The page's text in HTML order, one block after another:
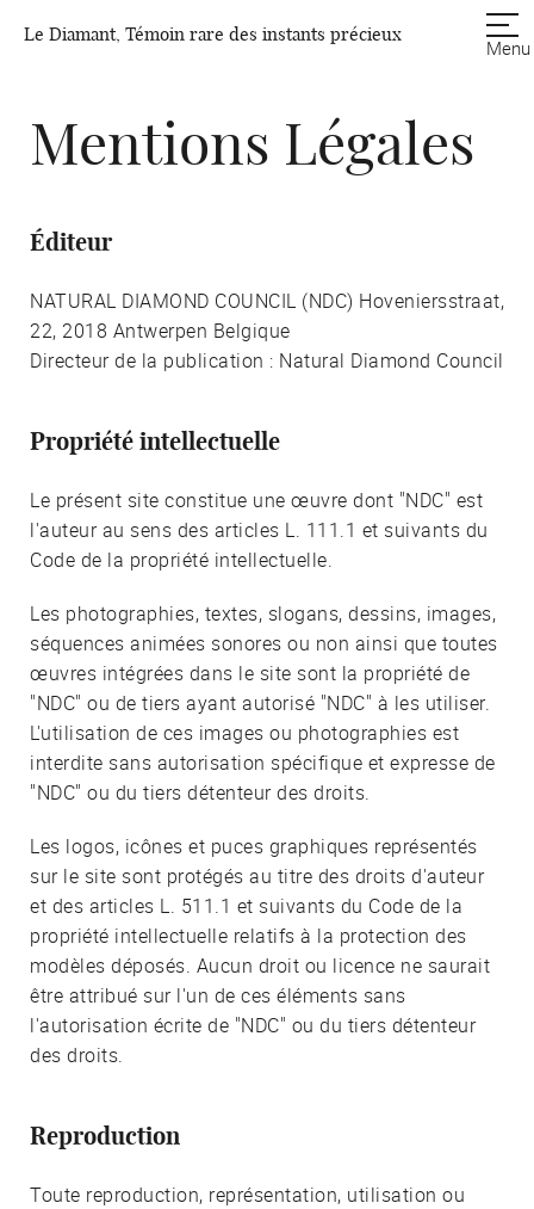
Le Diamant, Témoin rare des instants précieux
Menu
Mentions Légales
Éditeur
NATURAL DIAMOND COUNCIL (NDC) Hoveniersstraat,
22, 2018 Antwerpen Belgique
Directeur de la publication : Natural Diamond Council
Propriété intellectuelle
Le présent site constitue une œuvre dont "NDC" est
l'auteur au sens des articles L. 111.1 et suivants du
Code de la propriété intellectuelle.
Les photographies, textes, slogans, dessins, images,
séquences animées sonores ou non ainsi que toutes
œuvres intégrées dans le site sont la propriété de
"NDC" ou de tiers ayant autorisé "NDC" à les utiliser.
L'utilisation de ces images ou photographies est
interdite sans autorisation spécifique et expresse de
"NDC" ou du tiers détenteur des droits.
Les logos, icônes et puces graphiques représentés
sur le site sont protégés au titre des droits d'auteur
et des articles L. 511.1 et suivants du Code de la
propriété intellectuelle relatifs à la protection des
modèles déposés. Aucun droit ou licence ne saurait
être attribué sur l'un de ces éléments sans
l'autorisation écrite de "NDC" ou du tiers détenteur
des droits.
Reproduction
Toute reproduction, représentation, utilisation ou